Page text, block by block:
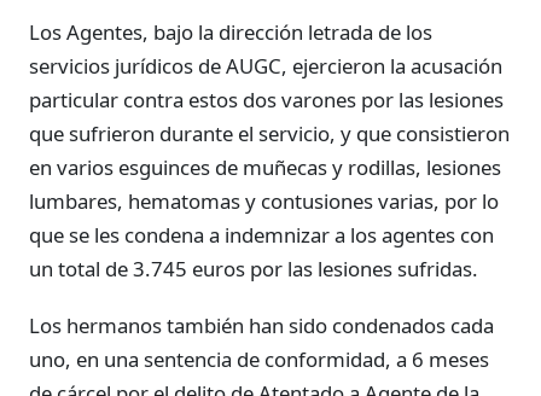
Los Agentes, bajo la dirección letrada de los
servicios jurídicos de AUGC, ejercieron la acusación
particular contra estos dos varones por las lesiones
que sufrieron durante el servicio, y que consistieron
en varios esguinces de muñecas y rodillas, lesiones
lumbares, hematomas y contusiones varias, por lo
que se les condena a indemnizar a los agentes con
un total de 3.745 euros por las lesiones sufridas.
Los hermanos también han sido condenados cada
uno, en una sentencia de conformidad, a 6 meses